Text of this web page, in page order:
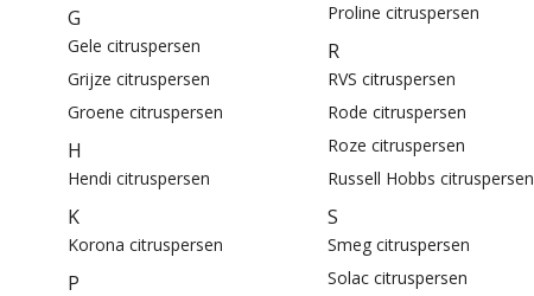
G
Gele citruspersen
Grijze citruspersen
Groene citruspersen
H
Hendi citruspersen
K
Korona citruspersen
P
Proline citruspersen
R
RVS citruspersen
Rode citruspersen
Roze citruspersen
Russell Hobbs citruspersen
S
Smeg citruspersen
Solac citruspersen